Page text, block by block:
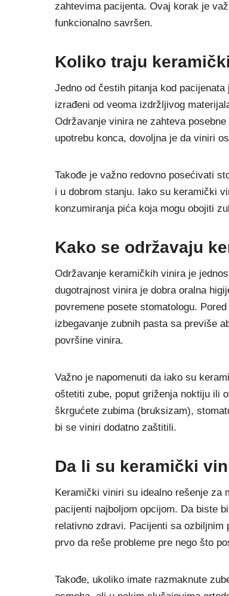
zahtevima pacijenta. Ovaj korak je
funkcionalno savršen.
Koliko traju
Jedno od čestih pitanja kod
izrađeni od veoma izdržljivog
Održavanje vinira ne zahteva
upotrebu konca, dovoljna je da viniri
Takođe je važno redovno posećivati
i u dobrom stanju. Iako su keramički
konzumiranja pića koja mogu obojiti
Kako se održavaju
Održavanje keramičkih vinira je
dugotrajnost vinira je dobra oralna
povremene posete stomatologu.
izbegavanje zubnih pasta sa previše
površine vinira.
Važno je napomenuti da iako su
oštetiti zube, poput griženja noktiju ili
škrgućete zubima (bruksizam),
bi se viniri dodatno zaštitili.
Da li su keramički
Keramički viniri su idealno rešenje za
pacijenti najboljom opcijom. Da biste
relativno zdravi. Pacijenti sa ozbiljnim
prvo da reše probleme pre nego što
Takođe, ukoliko imate razmaknute